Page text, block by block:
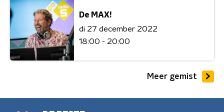
De MAX!
di 27 december 2022
18:00 - 20:00
Meer gemist